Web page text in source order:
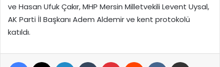
ve Hasan Ufuk Çakır, MHP Mersin Milletvekili Levent Uysal,
AK Parti İl Başkanı Adem Aldemir ve kent protokolü
katıldı.
Facebook LinkedIn Tumblr Pinterest Reddit VKontakte